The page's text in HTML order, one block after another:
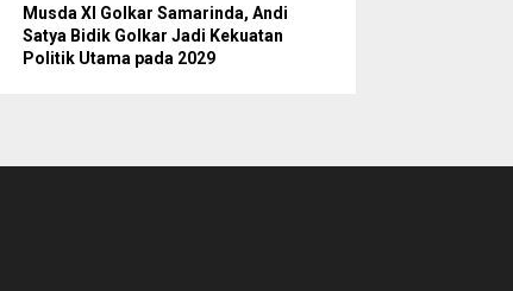
Musda XI Golkar Samarinda, Andi
Satya Bidik Golkar Jadi Kekuatan
Politik Utama pada 2029